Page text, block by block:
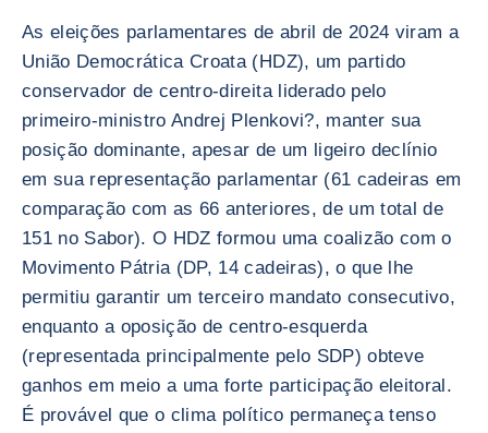
As eleições parlamentares de abril de 2024 viram a
União Democrática Croata (HDZ), um partido
conservador de centro-direita liderado pelo
primeiro-ministro Andrej Plenkovi?, manter sua
posição dominante, apesar de um ligeiro declínio
em sua representação parlamentar (61 cadeiras em
comparação com as 66 anteriores, de um total de
151 no Sabor). O HDZ formou uma coalizão com o
Movimento Pátria (DP, 14 cadeiras), o que lhe
permitiu garantir um terceiro mandato consecutivo,
enquanto a oposição de centro-esquerda
(representada principalmente pelo SDP) obteve
ganhos em meio a uma forte participação eleitoral.
É provável que o clima político permaneça tenso